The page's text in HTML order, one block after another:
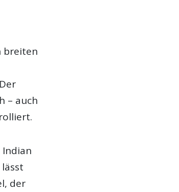
breiten
– auch
Indian
der